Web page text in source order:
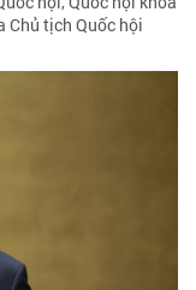
Chủ tịch Quốc hội